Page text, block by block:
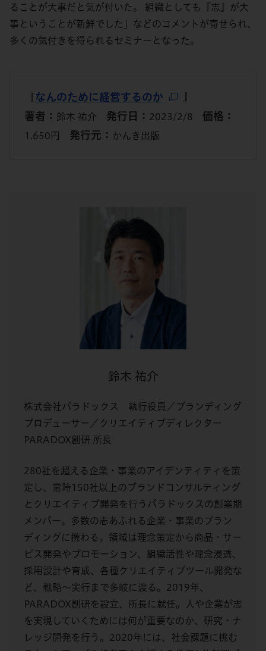
ることが大事だと気が付いた。 組織としても『志』が大
事ということが新鮮でした」などのコメントが寄せられ、
多くの気付きを得られるセミナーとなった。
『なんのために経営するのか
著者： 鈴木 祐介 発行日： 2023/2/8 価格：
1.650円 発行元： かんき出版
鈴木 祐介
株式会社パラドックス 執行役員／ブランディング
プロデューサー／クリエイティブディレクター
PARADOX創研 所⻑
280社を超える企業・事業のアイデンティティを策
定し、常時150社以上のブランドコンサルティング
とクリエイティブ開発を行うパラドックスの創業期
メンバー。多数の志あふれる企業・事業のブラン
ディングに携わる。領域は理念策定から商品・サー
ビス開発やプロモーション、組織活性や理念浸透、
採用設計や育成、各種クリエイティブツール開発な
ど、戦略〜実行まで多岐に渡る。2019年、
PARADOX創研を設立、所長に就任。人や企業が志
を実現していくためには何が重要なのか、研究・ナ
レッジ開発を行う。2020年には、社会課題に挑む